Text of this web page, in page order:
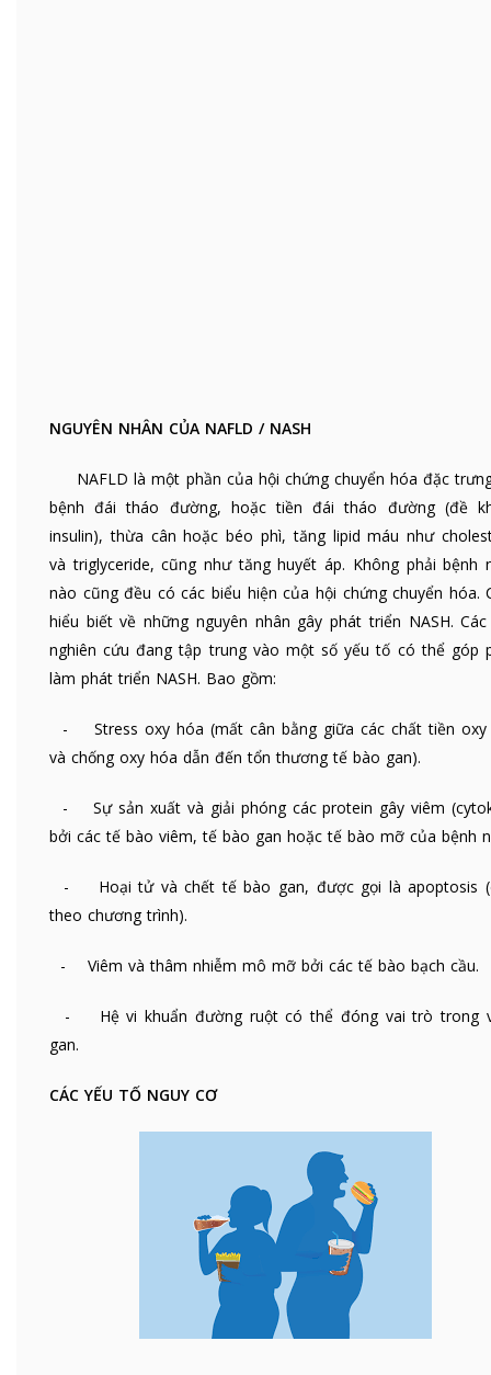
NGUYÊN NHÂN CỦA NAFLD / NASH
NAFLD là một phần của hội chứng chuyển hóa đặc
bệnh đái tháo đường, hoặc tiền đái tháo đường (đề
insulin), thừa cân hoặc béo phì, tăng lipid máu như
và triglyceride, cũng như tăng huyết áp. Không phải bệnh
nào cũng đều có các biểu hiện của hội chứng chuyển hóa.
hiểu biết về những nguyên nhân gây phát triển NASH.
nghiên cứu đang tập trung vào một số yếu tố có thể góp
làm phát triển NASH. Bao gồm:
- Stress oxy hóa (mất cân bằng giữa các chất tiền oxy
và chống oxy hóa dẫn đến tổn thương tế bào gan).
- Sự sản xuất và giải phóng các protein gây viêm
bởi các tế bào viêm, tế bào gan hoặc tế bào mỡ của bệnh
- Hoại tử và chết tế bào gan, được gọi là apoptosis
theo chương trình).
- Viêm và thâm nhiễm mô mỡ bởi các tế bào bạch cầu.
- Hệ vi khuẩn đường ruột có thể đóng vai trò trong
gan.
CÁC YẾU TỐ NGUY CƠ